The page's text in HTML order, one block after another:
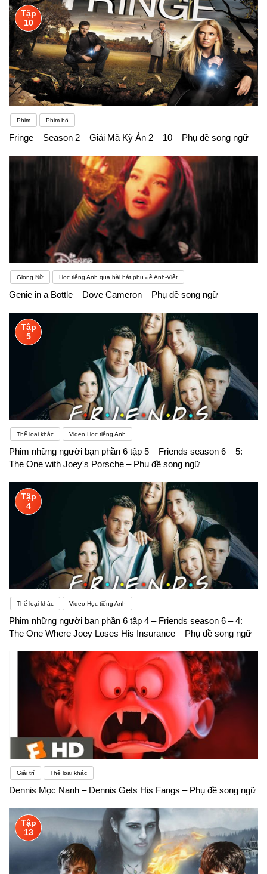
Tập
10
Phim Phim bộ
Fringe – Season 2 – Giải Mã Kỳ Án 2 – 10 – Phụ đề song ngữ
Giọng Nữ Học tiếng Anh qua bài hát phụ đề Anh-Việt
Genie in a Bottle – Dove Cameron – Phụ đề song ngữ
Tập
5
Thể loại khác Video Học tiếng Anh
Phim những người bạn phần 6 tập 5 – Friends season 6 – 5:
The One with Joey's Porsche – Phụ đề song ngữ
Tập
4
Thể loại khác Video Học tiếng Anh
Phim những người bạn phần 6 tập 4 – Friends season 6 – 4:
The One Where Joey Loses His Insurance – Phụ đề song ngữ
Giải trí Thể loại khác
Dennis Mọc Nanh – Dennis Gets His Fangs – Phụ đề song ngữ
Tập
13